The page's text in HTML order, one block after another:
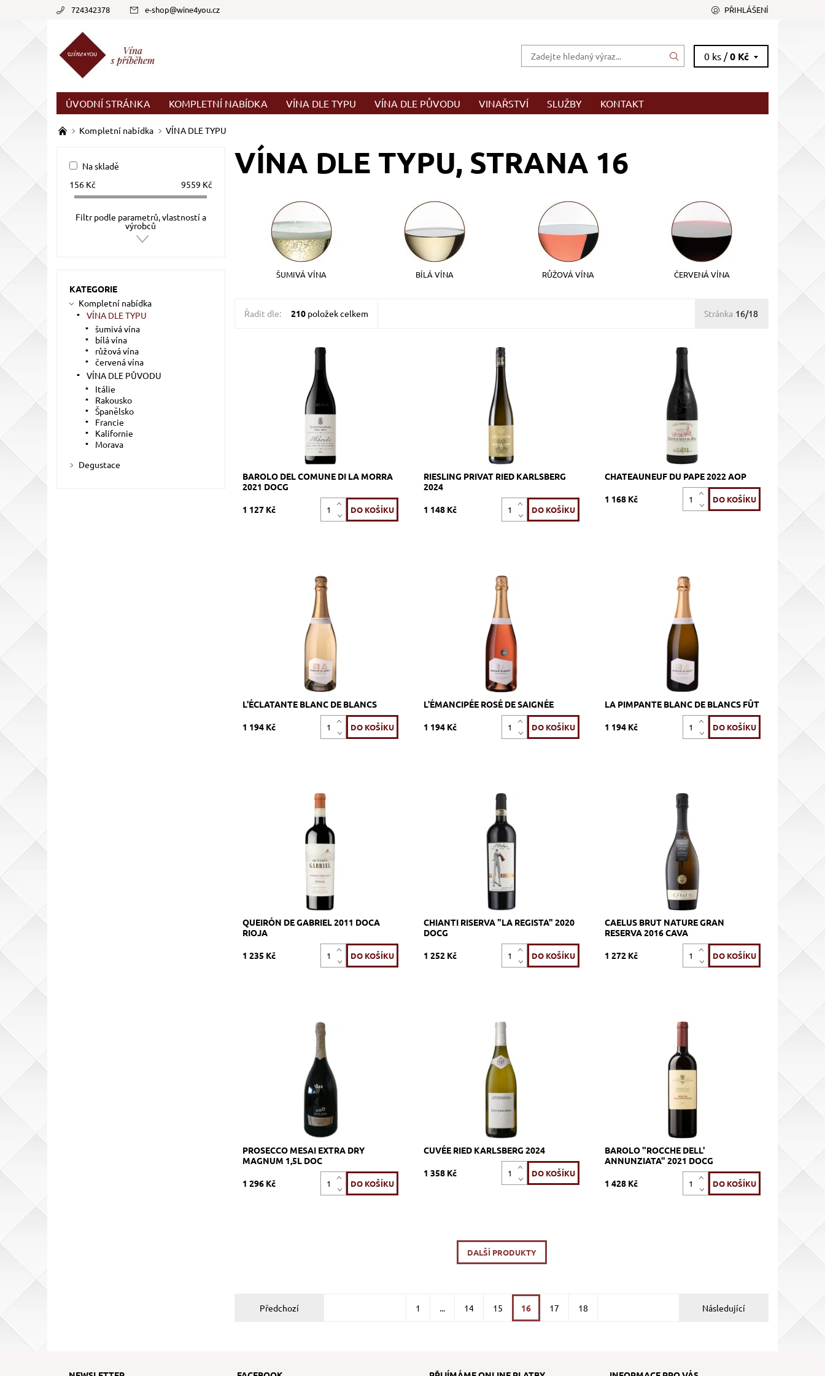
724342378 e-shop@wine4you.cz PŘIHLÁŠENÍ
0 ks /0 Kč
ÚVODNÍ STRÁNKA KOMPLETNÍ NABÍDKA VÍNA DLE TYPU VÍNA DLE PŮVODU VINAŘSTVÍ SLUŽBY KONTAKT
Kompletní nabídka VÍNA DLE TYPU
VÍNA DLE TYPU, STRANA 16
ŠUMIVÁ VÍNA BÍLÁ VÍNA RŮŽOVÁ VÍNA ČERVENÁ VÍNA
Řadit dle: 210položek celkem Stránka 16/18
100% Nebbiolo, červené, suché, tiché,
zrání 24 měsíců v 30Hl slovinských
sudech a následně 12 měsíců na láhvi
Skladem >12 ks
711_RCBMO
Rocche Costamagna
BAROLO DEL COMUNE DI LA MORRA
2021 DOCG
1 127 Kč
Riesling, bílé, suché, tiché, zrání 500
Skladem >12 ks
639_HLRPRK
HOFKELLEREI DES
FÜRSTEN VON
LIECHTENSTEIN
RIESLING PRIVAT RIED KARLSBERG
2024
1 148 Kč
Grenache, Syrah, Mourvedre, Cinsault,
červené, suché, tiché, zrání betonový
Skladem >12 ks
518_LAB
Vignerons Proprietés
Associés
CHATEAUNEUF DU PAPE 2022 AOP
1 168 Kč
100% Chardonnay, bílé, brut, šumivé,
zrání 5 - 7 let na kalech v lahvi
Skladem >12 ks
684_BALEC
Baron Albert
L'ÉCLATANTE BLANC DE BLANCS
1 194 Kč
Pinot Meunier, Pinot Noir, růžové, brut,
šumivé, zrání 5 - 7 let na kalech v lahvi
Skladem >12 ks
685_BALEM
Baron Albert
L'ÉMANCIPÉE ROSÉ DE SAIGNÉE
1 194 Kč
100% Chardonnay, bílé, brut, šumivé,
zrání 9 - 11 let na kalech v láhvi
Skladem >12 ks
683_BALAPIM
Baron Albert
LA PIMPANTE BLANC DE BLANCS FÛT
1 194 Kč
83% Tempranillo, 17% Graciano,
červené, suché, tiché, zrání 24 měsíců
v dubových sudech typu barrique
Skladem >12 ks
519_QDG
Bodegas Ontañón
QUEIRÓN DE GABRIEL 2011 DOCA
RIOJA
1 235 Kč
Sangiovese, červené, suché, tiché, zrání
14 měsíců v dubových sudech
Skladem >12 ks
607_TIPLR
Tenuta Il Palagio - Sting
CHIANTI RISERVA "LA REGISTA" 2020
DOCG
1 252 Kč
100% Pinot Noir · Blanc de Noirs, bílé,
brut nature, šumivé, zrání nerezový tank
Skladem >12 ks
566_UMUCAE
U MES U
CAELUS BRUT NATURE GRAN
RESERVA 2016 CAVA
1 272 Kč
100% Glera (Prosecco), bílé, extra dry,
šumivé, zrání metoda Charmat
(v tancích z nerezové oceli)
Skladem >12 ks
324_PTEDM
Spumanti Dal Din
PROSECCO MESAI EXTRA DRY
MAGNUM 1,5L DOC
1 296 Kč
Riesling, Grüner Veltliner, bílé, suché, ,
zrání častečně v 500 litrových dubových
Skladem >12 ks
640_HLCRK
HOFKELLEREI DES
FÜRSTEN VON
CUVÉE RIED KARLSBERG 2024
1 358 Kč
100% Nebbiolo, červené, suché, tiché,
zrání 24 měsíců v 30Hl slovinských
sudech a následně 12 měsíců na láhvi
Skladem >12 ks
194_RCBRDA
Rocche Costamagna
BAROLO "ROCCHE DELL'
ANNUNZIATA" 2021 DOCG
1 428 Kč
DALŠÍ PRODUKTY
Předchozí Následující
1 ... 14 15 16 17 18
Na skladě
156Kč 9559 Kč
Filtr podle parametrů, vlastností a
výrobců
KATEGORIE
Kompletní nabídka
VÍNA DLE TYPU
šumivá vína
bílá vína
růžová vína
červená vína
VÍNA DLE PŮVODU
Itálie
Rakousko
Španělsko
Francie
Kalifornie
Morava
Degustace